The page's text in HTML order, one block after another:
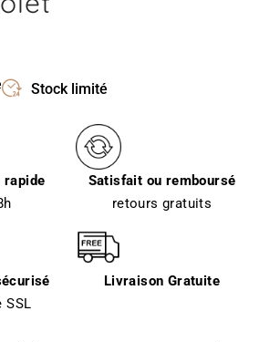
Stock limité
rapide
Satisfait ou remboursé
retours gratuits
SSL
Livraison Gratuite